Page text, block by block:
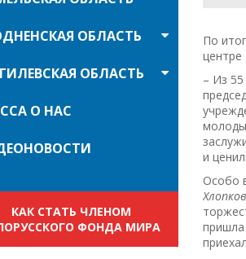
ОБЛАСТЬ
ОБЛАСТЬ
О НАС
КАК СТАТЬ ЧЛЕНОМ
ФОНДА МИРА
По
центре
– Из
и
Особо
пришла